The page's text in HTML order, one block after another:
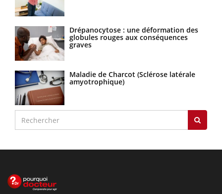
Drépanocytose : une déformation des
globules rouges aux conséquences
graves
Maladie de Charcot (Sclérose latérale
amyotrophique)